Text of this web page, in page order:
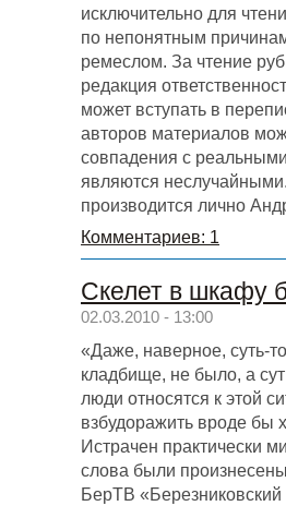
исключительно для
по непонятным
ремеслом. За чтение
редакция
может вступать в
авторов материалов
совпадения с
являются
производится лично
Комментариев: 1
Скелет в шкафу
02.03.2010 - 13:00
«Даже, наверное, суть-
кладбище, не было, а
люди относятся к этой
взбудоражить вроде бы
Истрачен практически
слова были
БерТВ